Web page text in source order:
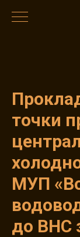
точки
МУП
до ВНС